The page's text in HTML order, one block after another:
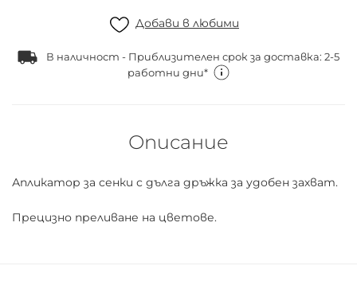
Добави в любими
В наличност - Приблизителен срок за доставка: 2-5
работни дни*
Описание
Апликатор за сенки с дълга дръжка за удобен захват.
Прецизно преливане на цветове.